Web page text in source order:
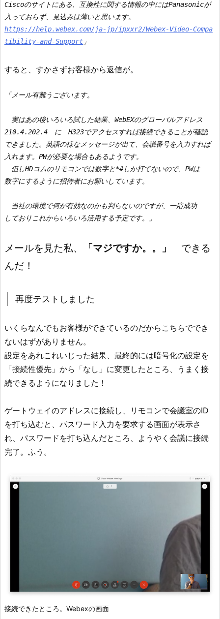
Ciscoのサイトにある、互換性に関する情報の中にはPanasonicが
https://help.webex.com/ja-jp/ipxxr2/Webex-Video-Compa
tibility-and-Support 」
すると、すかさずお客様から返信が。
「メール有難うございます。
実はあの後いろいろ試した結果、WebEXのグローバルアドレス
210.4.202.4　に　H323でアクセスすれば接続できることが確認
できました。英語の様なメッセージが出て、会議番号を入力すれば
入れます。PWが必要な場合もあるようです。
但しHDコムのリモコンでは数字と*#しか打てないので、PWは
数字にするように招待者にお願いしています。
当社の環境で何が有効なのかも判らないのですが、一応成功
しておりこれからいろいろ活用する予定です。」
メールを見た私、 「マジですか。。」
できる
んだ！
再度テストしました
いくらなんでもお客様ができているのだからこちらででき
ないはずがありません。
設定をあれこれいじった結果、最終的には暗号化の設定を
「接続性優先」から「なし」に変更したところ、うまく接
続できるようになりました！
ゲートウェイのアドレスに接続し、リモコンで会議室のID
を打ち込むと、パスワード入力を要求する画面が表示さ
れ、パスワードを打ち込んだところ、ようやく会議に接続
完了。ふう。
接続できたところ。Webexの画面